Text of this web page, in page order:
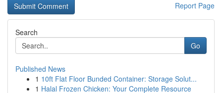
Report Page
Search
Go
Published News
1 10ft Flat Floor Bunded Container: Storage Solut...
1 Halal Frozen Chicken: Your Complete Resource